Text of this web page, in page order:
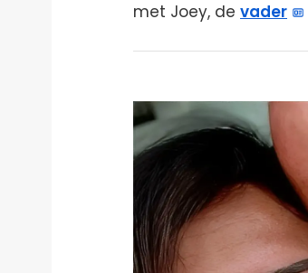
met Joey, de vader